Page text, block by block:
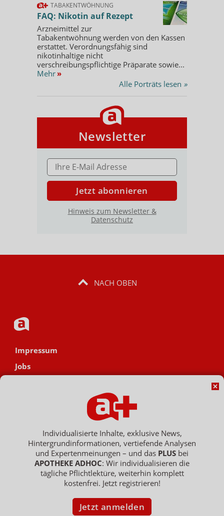
TABAKENTWÖHNUNG
FAQ: Nikotin auf Rezept
Arzneimittel zur
Tabakentwöhnung werden von den Kassen
erstattet. Verordnungsfähig sind
nikotinhaltige nicht
verschreibungspflichtige Präparate sowie...
Mehr »
Alle Porträts lesen »
Newsletter
E-MAIL ADRESSE
Jetzt abonnieren
Hinweis zum Newsletter &
Datenschutz
NACH OBEN
Impressum
Jobs
Hinweisgebersystem
Vertrag widerrufen
Copyright © 2007 - 2026 , APOTHEKE ADHOC ist ein Dienst der ELPATO
Geschäftsführer: Patrick Hollstein, Thomas Bellartz / Amtsgericht Berlin
Charlottenburg / HRB 204 379 B
Individualisierte Inhalte, exklusive News,
Hintergrundinformationen, vertiefende Analysen
und Expertenmeinungen – und das PLUS bei
APOTHEKE ADHOC: Wir individualisieren die
tägliche Pflichtlektüre, weiterhin komplett
kostenfrei. Jetzt registrieren!
Jetzt anmelden